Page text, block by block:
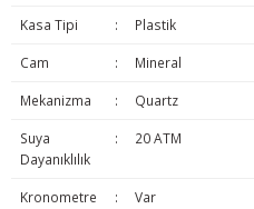
Kasa Tipi : Plastik
Cam : Mineral
Mekanizma : Quartz
Suya
Dayanıklılık
: 20 ATM
Kronometre : Var